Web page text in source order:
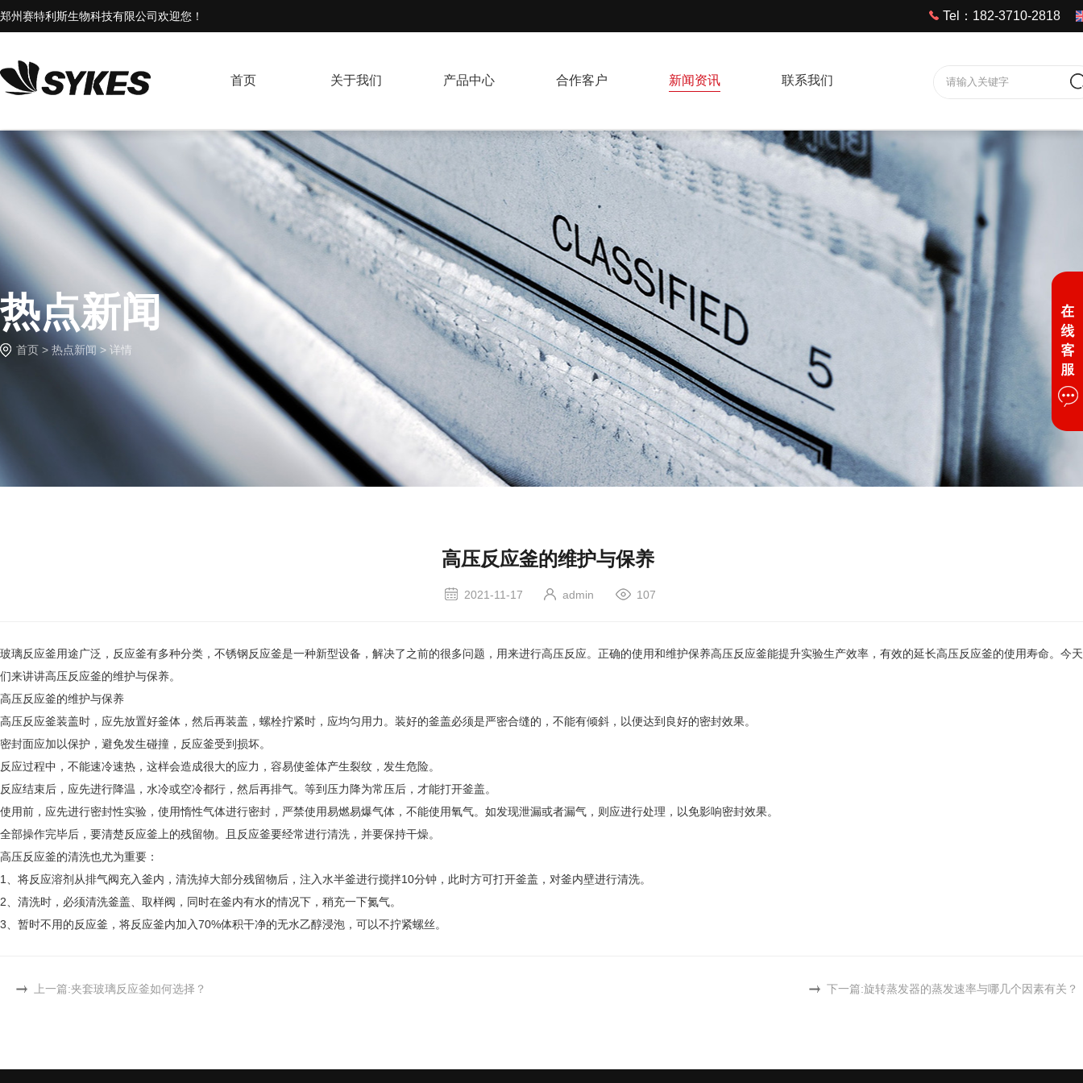
郑州赛特利斯生物科技有限公司欢迎您！ Tel：182-3710-2818
首页 关于我们 产品中心 合作客户 新闻资讯 联系我们
热点新闻
首页 > 热点新闻 > 详情
高压反应釜的维护与保养
2021-11-17 admin 107
玻璃反应釜用途广泛，反应釜有多种分类，不锈钢反应釜是一种新型设备，解决了之前的很多问题，用来进行高压反应。正确的使用和维护保养高压反应釜能提升实验生产效率，有效的延长高压反应釜的使用寿命。今
们来讲讲高压反应釜的维护与保养。
高压反应釜的维护与保养
高压反应釜装盖时，应先放置好釜体，然后再装盖，螺栓拧紧时，应均匀用力。装好的釜盖必须是严密合缝的，不能有倾斜，以便达到良好的密封效果。
密封面应加以保护，避免发生碰撞，反应釜受到损坏。
反应过程中，不能速冷速热，这样会造成很大的应力，容易使釜体产生裂纹，发生危险。
反应结束后，应先进行降温，水冷或空冷都行，然后再排气。等到压力降为常压后，才能打开釜盖。
使用前，应先进行密封性实验，使用惰性气体进行密封，严禁使用易燃易爆气体，不能使用氧气。如发现泄漏或者漏气，则应进行处理，以免影响密封效果。
全部操作完毕后，要清楚反应釜上的残留物。且反应釜要经常进行清洗，并要保持干燥。
高压反应釜的清洗也尤为重要：
1、将反应溶剂从排气阀充入釜内，清洗掉大部分残留物后，注入水半釜进行搅拌10分钟，此时方可打开釜盖，对釜内壁进行清洗。
2、清洗时，必须清洗釜盖、取样阀，同时在釜内有水的情况下，稍充一下氮气。
3、暂时不用的反应釜，将反应釜内加入70%体积干净的无水乙醇浸泡，可以不拧紧螺丝。
上一篇:夹套玻璃反应釜如何选择？ 下一篇:旋转蒸发器的蒸发速率与哪几个因素有关？